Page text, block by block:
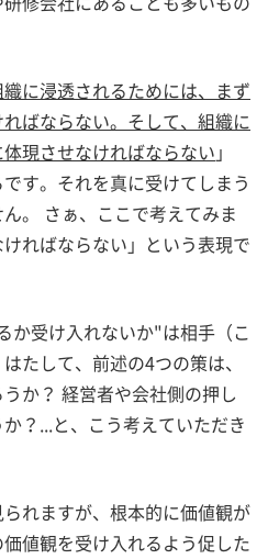
に浸透されるためには、まず
ばならない。そして、組織に
現させなければならない 」
す。それを真に受けてしまう
。 さぁ、ここで考えてみま
ればならない」という表現で
か受け入れないか"は相手（こ
たして、前述の4つの策は、
か？ 経営者や会社側の押し
？...と、こう考えていただき
れますが、根本的に価値観が
値観を受け入れるよう促した